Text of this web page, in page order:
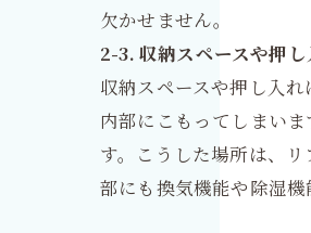
欠かせません。
2-3. 収納スペースや押
収納スペースや押し入
内部にこもってしまい
す。こうした場所は、
部にも換気機能や除湿